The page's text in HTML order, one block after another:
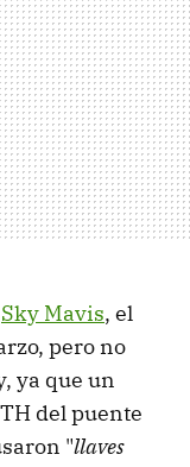
Sky Mavis, el
pero no
ya que un
del puente
"llaves